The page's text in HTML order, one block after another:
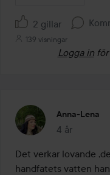
2 gillar
139 visningar
Logga in
Anna-Lena
4 år
Inlägget
Det verkar lovande
handfatets vatten